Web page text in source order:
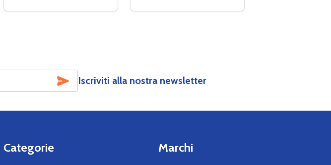
SOTTOSCRIVI
Iscriviti alla nostra newsletter
Categorie Marchi